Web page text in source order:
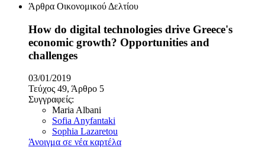
Άρθρα Οικονομικού Δελτίου
How do digital technologies drive Greece's
economic growth? Opportunities and
challenges
03/01/2019
Τεύχος 49, Άρθρο 5
Συγγραφείς:
Maria Albani
Sofia Anyfantaki
Sophia Lazaretou
Άνοιγμα σε νέα καρτέλα